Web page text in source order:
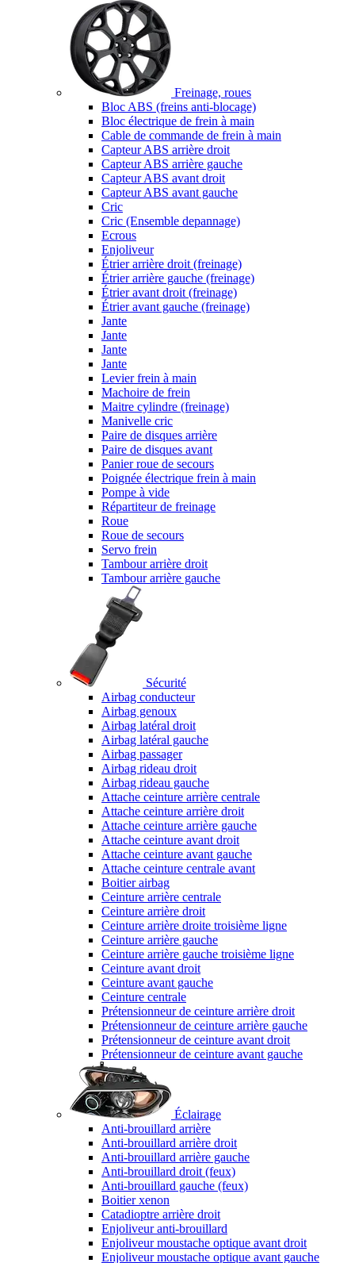
Freinage, roues
Bloc ABS (freins anti-blocage)
Bloc électrique de frein à main
Cable de commande de frein à main
Capteur ABS arrière droit
Capteur ABS arrière gauche
Capteur ABS avant droit
Capteur ABS avant gauche
Cric
Cric (Ensemble depannage)
Ecrous
Enjoliveur
Étrier arrière droit (freinage)
Étrier arrière gauche (freinage)
Étrier avant droit (freinage)
Étrier avant gauche (freinage)
Jante
Jante
Jante
Jante
Levier frein à main
Machoire de frein
Maitre cylindre (freinage)
Manivelle cric
Paire de disques arrière
Paire de disques avant
Panier roue de secours
Poignée électrique frein à main
Pompe à vide
Répartiteur de freinage
Roue
Roue de secours
Servo frein
Tambour arrière droit
Tambour arrière gauche
Sécurité
Airbag conducteur
Airbag genoux
Airbag latéral droit
Airbag latéral gauche
Airbag passager
Airbag rideau droit
Airbag rideau gauche
Attache ceinture arrière centrale
Attache ceinture arrière droit
Attache ceinture arrière gauche
Attache ceinture avant droit
Attache ceinture avant gauche
Attache ceinture centrale avant
Boitier airbag
Ceinture arrière centrale
Ceinture arrière droit
Ceinture arrière droite troisième ligne
Ceinture arrière gauche
Ceinture arrière gauche troisième ligne
Ceinture avant droit
Ceinture avant gauche
Ceinture centrale
Prétensionneur de ceinture arrière droit
Prétensionneur de ceinture arrière gauche
Prétensionneur de ceinture avant droit
Prétensionneur de ceinture avant gauche
Éclairage
Anti-brouillard arrière
Anti-brouillard arrière droit
Anti-brouillard arrière gauche
Anti-brouillard droit (feux)
Anti-brouillard gauche (feux)
Boitier xenon
Catadioptre arrière droit
Enjoliveur anti-brouillard
Enjoliveur moustache optique avant droit
Enjoliveur moustache optique avant gauche